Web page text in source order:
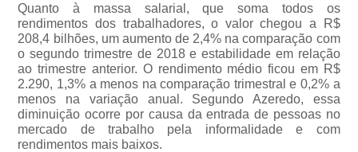
Quanto à massa salarial, que soma todos os
rendimentos dos trabalhadores, o valor chegou a R$
208,4 bilhões, um aumento de 2,4% na comparação com
o segundo trimestre de 2018 e estabilidade em relação
ao trimestre anterior. O rendimento médio ficou em R$
2.290, 1,3% a menos na comparação trimestral e 0,2% a
menos na variação anual. Segundo Azeredo, essa
diminuição ocorre por causa da entrada de pessoas no
mercado de trabalho pela informalidade e com
rendimentos mais baixos.